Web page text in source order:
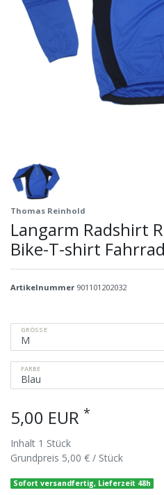
Thomas Reinhold
Langarm Radshirt
Bike-T-shirt
Artikelnummer 901101202032
GRÖSSE
FARBE
5,00 EUR *
Inhalt 1 Stück
Grundpreis 5,00 € / Stück
Sofort versandfertig, Lieferzeit 48h